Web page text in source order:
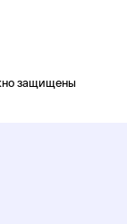
защищены